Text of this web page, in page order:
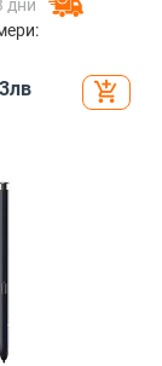
Запълваща
телефон
дни
лв add_shopping_cart